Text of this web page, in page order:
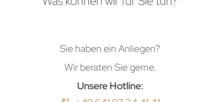
Sie haben ein Anliegen?
Wir beraten Sie gerne.
Unsere Hotline: